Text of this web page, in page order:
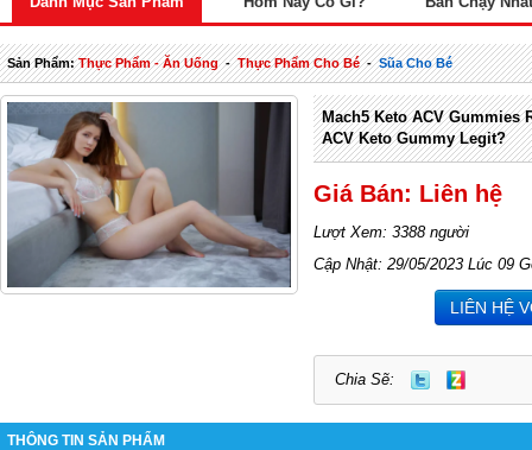
Sản Phẩm:Thực Phẩm - Ăn Uống-Thực Phẩm Cho Bé-Sũa Cho Bé
Mach5 Keto ACV Gummies
ACV Keto Gummy Legit?
Giá Bán: Liên hệ
Lượt Xem: 3388 người
Cập Nhật: 29/05/2023 Lúc 09
LIÊN HỆ
Chia Sẽ:
THÔNG TIN SẢN PHẨM